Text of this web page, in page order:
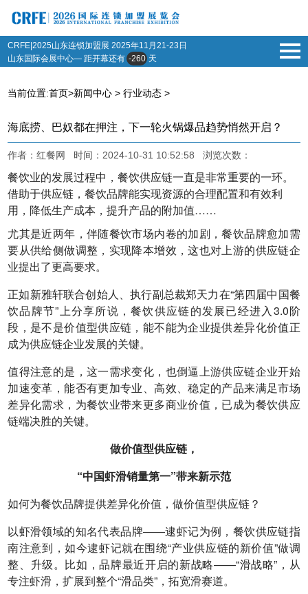
CRFE|2025山东连锁加盟展2025年11月21-23日
山东国际会展中心— 距开幕还有 -260 天
当前位置:首页>新闻中心 >行业动态 >
海底捞、巴奴都在押注，下一轮火锅爆品趋势悄然开启？
作者：红餐网 时间：2024-10-31 10:52:58 浏览次数：
餐饮业的发展过程中，餐饮供应链一直是非常重要的一环。
借助于供应链，餐饮品牌能实现资源的合理配置和有效利
用，降低生产成本，提升产品的附加值……
尤其是近两年，伴随餐饮市场内卷的加剧，餐饮品牌愈加需
要从供给侧做调整，实现降本增效，这也对上游的供应链企
业提出了更高要求。
正如新雅轩联合创始人、执行副总裁郑天力在“第四届中国餐
饮品牌节”上分享所说，餐饮供应链的发展已经进入3.0阶
段，是不是价值型供应链，能不能为企业提供差异化价值正
成为供应链企业发展的关键。
值得注意的是，这一需求变化，也倒逼上游供应链企业开始
加速变革，能否有更加专业、高效、稳定的产品来满足市场
差异化需求，为餐饮业带来更多商业价值，已成为餐饮供应
链端决胜的关键。
做价值型供应链，
“中国虾滑销量第一”带来新示范
如何为餐饮品牌提供差异化价值，做价值型供应链？
以虾滑领域的知名代表品牌——逮虾记为例，餐饮供应链指
南注意到，如今逮虾记就在围绕“产业供应链的新价值”做调
整、升级。比如，品牌最近开启的新战略——“滑战略”，从
专注虾滑，扩展到整个“滑品类”，拓宽滑赛道。